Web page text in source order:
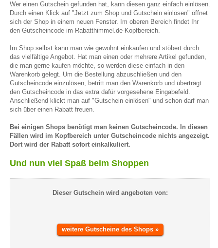
Wer einen Gutschein gefunden hat, kann diesen ganz einfach einlösen.
Durch einen Klick auf "Jetzt zum Shop und Gutschein einlösen" öffnet
sich der Shop in einem neuen Fenster. Im oberen Bereich findet Ihr
den Gutscheincode im Rabatthimmel.de-Kopfbereich.
Im Shop selbst kann man wie gewohnt einkaufen und stöbert durch
das vielfältige Angebot. Hat man einen oder mehrere Artikel gefunden,
die man gerne kaufen möchte, so werden diese einfach in den
Warenkorb gelegt. Um die Bestellung abzuschließen und den
Gutscheincode einzulösen, betritt man den Warenkorb und überträgt
den Gutscheincode in das extra dafür vorgesehene Eingabefeld.
Anschließend klickt man auf "Gutschein einlösen" und schon darf man
sich über einen Rabatt freuen.
Bei einigen Shops benötigt man keinen Gutscheincode. In diesen
Fällen wird im Kopfbereich unter Gutscheincode nichts angezeigt.
Dort wird der Rabatt sofort einkalkuliert.
Und nun viel Spaß beim Shoppen
Dieser Gutschein wird angeboten von:
weitere Gutscheine des Shops »